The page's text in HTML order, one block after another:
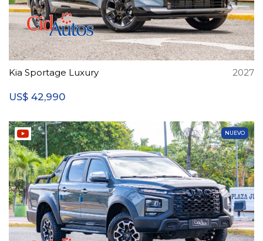
Kia Sportage Luxury 2027
US$ 42,990
NUEVO